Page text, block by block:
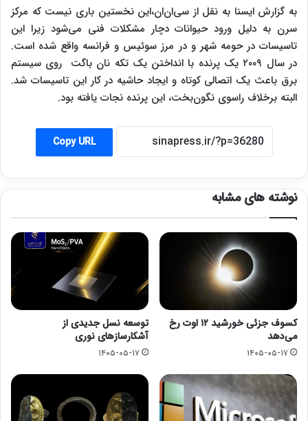
به گزارش ایسنا به نقل از سی‌ان‌ان،این نخستین باری نیست که مرکز
سرن به دلیل ورود حیوانات دچار مشکلات فنی می‌شود زیرا این
تاسیسات در حومه شهر و در مرز سوئیس و فرانسه واقع شده است.
در سال ۲۰۰۹ یک پرنده با انداختن یک تکه نان باگت روی سیستم
برق باعث یک اتصالی کوتاه و ایجاد حاشیه در کار این تاسیسات شد.
البته برخلاف راسوی نگون‌بخت، این پرنده نجات یافته بود.
Copy URL
نوشته های مشابه
کسوف جزئی خورشید ۱۲ اوت رخ
می‌دهد
۱۴۰۵-۰۵-۱۷
توسعه نسل جدیدی از
آشکارسازهای نوری
۱۴۰۵-۰۵-۱۷